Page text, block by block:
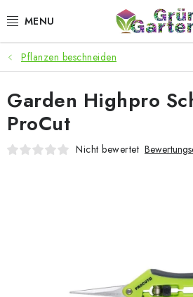
Inhalt
ANGEBOTE
LED PFLANZENLAMPEN
ANBAUBEDARF FÜR DEN HEIMANBAU
Kaufberatung
Pflanzen beschneiden
Garden Highpro
ProCut
Nicht bewertet